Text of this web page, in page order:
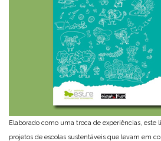
Elaborado como uma troca de experiências, este
projetos de escolas sustentáveis que levam em